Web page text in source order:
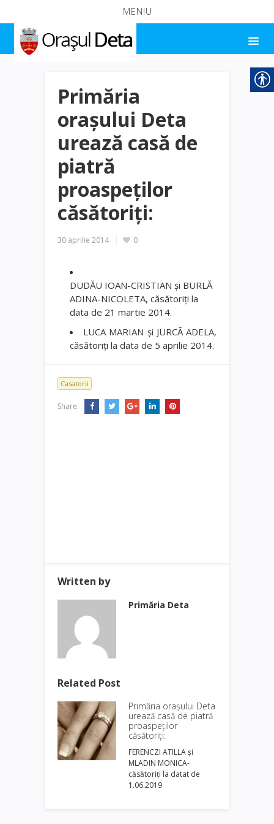
MENIU
Primăria
oraşului Deta
urează casă de
piatră
proaspeţilor
căsătoriţi:
30 aprilie 2014 0
DUDĂU IOAN-CRISTIAN şi BURLĂ
ADINA-NICOLETA, căsătoriţi la
data de 21 martie 2014.
LUCA MARIAN şi JURCĂ ADELA,
căsătoriţi la data de 5 aprilie 2014.
Casatorii
Share:
Written by
Primăria Deta
Related Post
Primăria oraşului Deta
urează casă de piatră
proaspeţilor
căsătoriţi:
FERENCZI ATILLA şi
MLADIN MONICA-
căsătoriți la datat de
1.06.2019